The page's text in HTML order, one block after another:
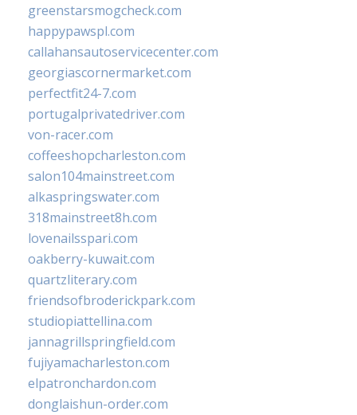
greenstarsmogcheck.com
happypawspl.com
callahansautoservicecenter.com
georgiascornermarket.com
perfectfit24-7.com
portugalprivatedriver.com
von-racer.com
coffeeshopcharleston.com
salon104mainstreet.com
alkaspringswater.com
318mainstreet8h.com
lovenailsspari.com
oakberry-kuwait.com
quartzliterary.com
friendsofbroderickpark.com
studiopiattellina.com
jannagrillspringfield.com
fujiyamacharleston.com
elpatronchardon.com
donglaishun-order.com